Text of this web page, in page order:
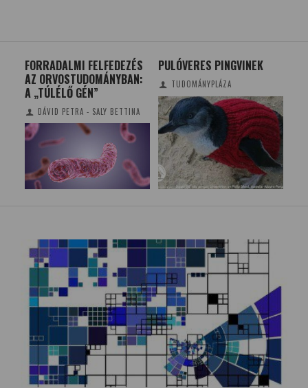
FORRADALMI FELFEDEZÉS
AZ ORVOSTUDOMÁNYBAN:
A „TÚLÉLŐ GÉN”
DÁVID PETRA - SALY BETTINA
PULÓVERES PINGVINEK
TUDOMÁNYPLÁZA